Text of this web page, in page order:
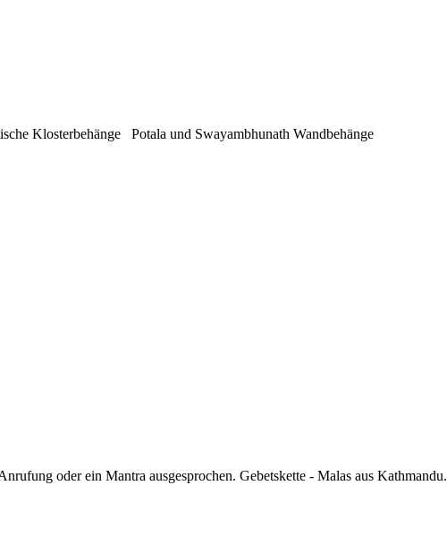
Klosterbehänge Potala und Swayambhunath Wandbehänge
oder ein Mantra ausgesprochen. Gebetskette - Malas aus Kathmandu.